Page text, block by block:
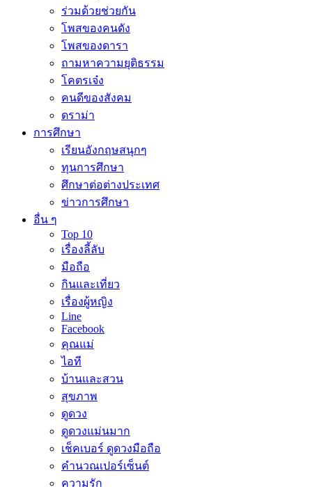
ร่วมด้วยช่วยกัน
โพสของคนดัง
โพสของดารา
ถามหาความยุติธรรม
โคตรเจ๋ง
คนดีของสังคม
ดราม่า
การศึกษา
เรียนอังกฤษสนุกๆ
ทุนการศึกษา
ศึกษาต่อต่างประเทศ
ข่าวการศึกษา
อื่น ๆ
Top 10
เรื่องลี้ลับ
มือถือ
กินและเที่ยว
เรื่องผู้หญิง
Line
Facebook
คุณแม่
ไอที
บ้านและสวน
สุขภาพ
ดูดวง
ดูดวงแม่นมาก
เช็คเบอร์ ดูดวงมือถือ
คำนวณเปอร์เซ็นต์
ความรัก